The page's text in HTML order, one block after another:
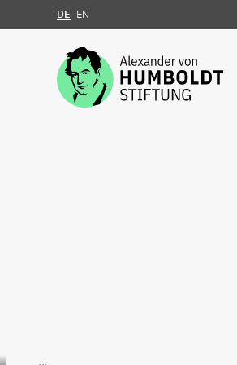
Zum Inhalt springen
DE EN